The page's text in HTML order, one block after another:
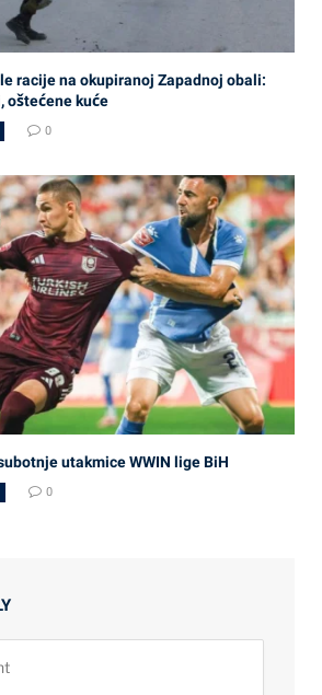
racije na okupiranoj Zapadnoj obali:
oštećene kuće
0
utakmice WWIN lige BiH
0